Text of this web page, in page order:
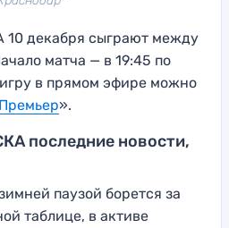
декабря сыграют между
матча — в 19:45 по
в прямом эфире можно
».
последние новости,
паузой борется за
таблице, в активе